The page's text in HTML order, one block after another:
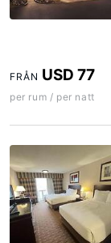
FRÅN USD 77
per rum / per natt